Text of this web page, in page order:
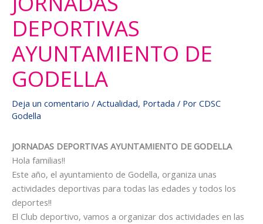
DEPORTIVAS
AYUNTAMIENTO DE
GODELLA
Deja un comentario / Actualidad, Portada / Por CDSC
Godella
JORNADAS DEPORTIVAS AYUNTAMIENTO DE GODELLA
Hola familias!!
Este año, el ayuntamiento de Godella, organiza unas
actividades deportivas para todas las edades y todos los
deportes!!
El Club deportivo, vamos a organizar dos actividades en las